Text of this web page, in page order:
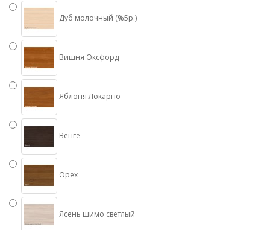
Дуб молочный (%5р.)
Вишня Оксфорд
Яблоня Локарно
Венге
Орех
Ясень шимо светлый